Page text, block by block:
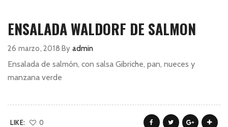
ENSALADA WALDORF DE SALMÓN
26 marzo, 2018 By admin
Ensalada de salmón, con salsa Gibriche, pan, nueces y
manzana verde
LIKE: 0